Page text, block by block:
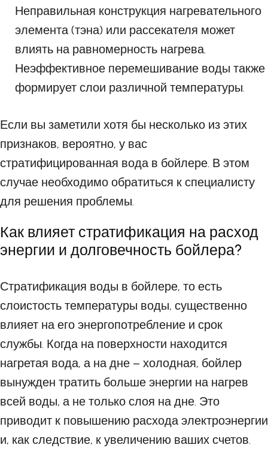
Неправильная конструкция нагревательного
элемента (тэна) или рассекателя может
влиять на равномерность нагрева.
Неэффективное перемешивание воды также
формирует слои различной температуры.
Если вы заметили хотя бы несколько из этих
признаков, вероятно, у вас
стратифицированная вода в бойлере. В этом
случае необходимо обратиться к специалисту
для решения проблемы.
Как влияет стратификация на расход
энергии и долговечность бойлера?
Стратификация воды в бойлере, то есть
слоистость температуры воды, существенно
влияет на его энергопотребление и срок
службы. Когда на поверхности находится
нагретая вода, а на дне – холодная, бойлер
вынужден тратить больше энергии на нагрев
всей воды, а не только слоя на дне. Это
приводит к повышению расхода электроэнергии
и, как следствие, к увеличению ваших счетов.